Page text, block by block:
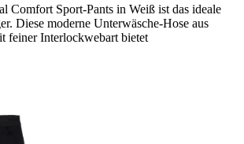
Sport-Pants in Weiß ist das ideale
Diese moderne Unterwäsche-Hose aus
feiner Interlockwebart bietet